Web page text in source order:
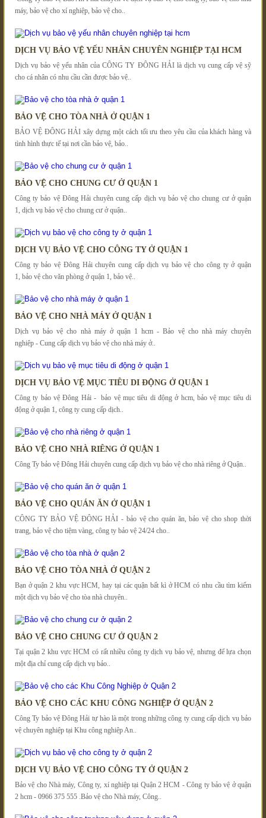
máy, bảo vệ cho xí nghiệp, bảo vệ cho..
DỊCH VỤ BẢO VỆ YẾU NHÂN CHUYÊN NGHIỆP TẠI HCM
Dịch vụ bảo vệ yếu nhân của CÔNG TY ĐÔNG HẢI là dịch vụ cung cấp vệ sỹ
cho cá nhân có nhu cầu cần được bảo vệ..
BẢO VỆ CHO TÒA NHÀ Ở QUẬN 1
BẢO VỆ ĐÔNG HẢI xây dựng một cách tối ưu theo yêu cầu của khách hàng và
tình hình thực tế tại nơi cần bảo vệ, bảo..
BẢO VỆ CHO CHUNG CƯ Ở QUẬN 1
Công ty bảo vệ Đông Hải chuyên cung cấp dịch vụ bảo vệ cho chung cư ở quận
1, dịch vụ bảo vệ cho chung cư ở quận..
DỊCH VỤ BẢO VỆ CHO CÔNG TY Ở QUẬN 1
Công ty bảo vệ Đông Hải chuyên cung cấp dịch vụ bảo vệ cho công ty ở quận
1, bảo vệ cho văn phòng ở quận 1, bảo vệ..
BẢO VỆ CHO NHÀ MÁY Ở QUẬN 1
Dịch vụ bảo vệ cho nhà máy ở quận 1 hcm - Bảo vệ cho nhà máy chuyên
nghiệp - Cung cấp dịch vụ bảo vệ cho nhà máy ở..
DỊCH VỤ BẢO VỆ MỤC TIÊU DI ĐỘNG Ở QUẬN 1
Công ty bảo vệ Đông Hải - bảo vệ mục tiêu di động ở hcm, bảo vệ mục tiêu di
động ở quận 1, công ty cung cấp dịch..
BẢO VỆ CHO NHÀ RIÊNG Ở QUẬN 1
Công Ty bảo vệ Đông Hải chuyên cung cấp dịch vụ bảo vệ cho nhà riêng ở Quận..
BẢO VỆ CHO QUÁN ĂN Ở QUẬN 1
CÔNG TY BẢO VỆ ĐÔNG HẢI - bảo vệ cho quán ăn, bảo vệ cho shop thời
trang, bảo vệ cho tiệm vàng, công ty bảo vệ 24/24 cho..
BẢO VỆ CHO TÒA NHÀ Ở QUẬN 2
Bạn ở quận 2 khu vực HCM, hay tại các quận bất kì ở HCM có nhu cầu tìm kiếm
một dịch vụ bảo vệ cho tòa nhà chuyên..
BẢO VỆ CHO CHUNG CƯ Ở QUẬN 2
Tại quận 2 khu vực HCM có rất nhiều công ty dịch vụ bảo vệ, nhưng để lựa chọn
một địa chỉ cung cấp dịch vụ bảo..
BẢO VỆ CHO CÁC KHU CÔNG NGHIỆP Ở QUẬN 2
Công Ty bảo vệ Đông Hải tự hào là một trong những công ty cung cấp dịch vụ bảo
vệ chuyên nghiệp tại Khu công nghiệp An..
DỊCH VỤ BẢO VỆ CHO CÔNG TY Ở QUẬN 2
Bảo vệ cho Nhà máy, Công ty, xí nghiệp tại Quận 2 HCM - Công ty bảo vệ ở quận
2 hcm - 0966 375 555 .Bảo vệ cho Nhà máy, Công..